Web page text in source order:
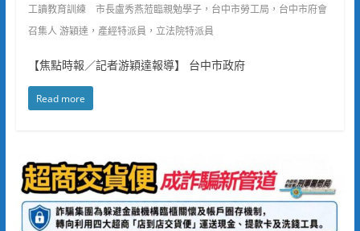
工讀教育訓練 市長盧秀燕蒞臨親勉學子，台中市勞工局，台中市府會
召集人 游穎達，產經特派員，立法院特派員
【焦點時報／記者游穎達報導】 台中市政府
Read more